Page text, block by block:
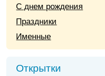
С днем рождения
Праздники
Именные
Открытки